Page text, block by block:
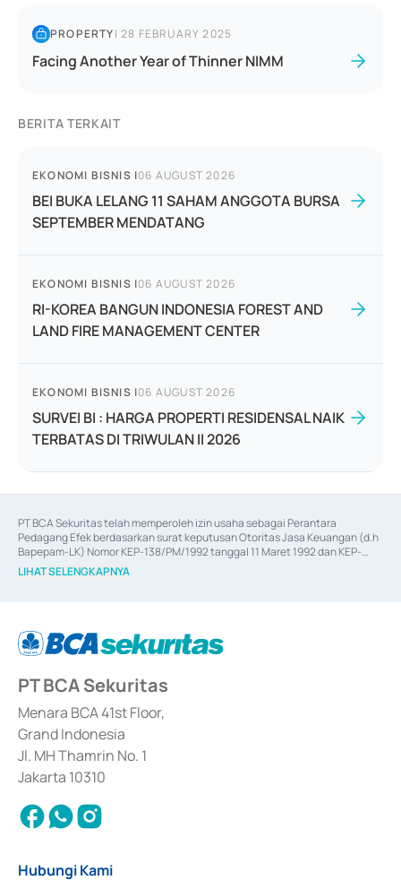
PROPERTY|28 FEBRUARY 2025
Facing Another Year of Thinner NIMM
BERITA TERKAIT
EKONOMI BISNIS |06 AUGUST 2026
BEI BUKA LELANG 11 SAHAM ANGGOTA BURSA
SEPTEMBER MENDATANG
EKONOMI BISNIS |06 AUGUST 2026
RI-KOREA BANGUN INDONESIA FOREST AND
LAND FIRE MANAGEMENT CENTER
EKONOMI BISNIS |06 AUGUST 2026
SURVEI BI : HARGA PROPERTI RESIDENSAL NAIK
TERBATAS DI TRIWULAN II 2026
PT BCA Sekuritas telah memperoleh izin usaha sebagai Perantara
Pedagang Efek berdasarkan surat keputusan Otoritas Jasa Keuangan (d.h
Bapepam-LK) Nomor KEP-138/PM/1992 tanggal 11 Maret 1992 dan KEP-
06/D.04/2014 tanggal 28 Februari 2014, izin usaha sebagai Penjamin Emisi
Efek berdasarkan surat keputusan Otoritas Jasa Keuangan Nomor KEP-
berdasarkan surat keputusan Otoritas Jasa Keuangan Nomor S-
67/PM.21/2017 tanggal 3 Februari 2017, dan beberapa izin usaha lainnya
Sertifikat Deposito di Pasar Uang yang izinnya diterbitkan pada tahun 2017
dan izin usaha lainnya dari Bank Indonesia sebagai Lembaga Pendukung
Penerbitan, Transaksi, serta Penatausahaan dan Penyelesaian Transaksi
Surat Berharga Komersial yang izinnya diterbitkan pada tahun 2018.
LIHAT SELENGKAPNYA
PT BCA Sekuritas
Menara BCA 41st Floor,
Grand Indonesia
Jl. MH Thamrin No. 1
Jakarta 10310
Hubungi Kami